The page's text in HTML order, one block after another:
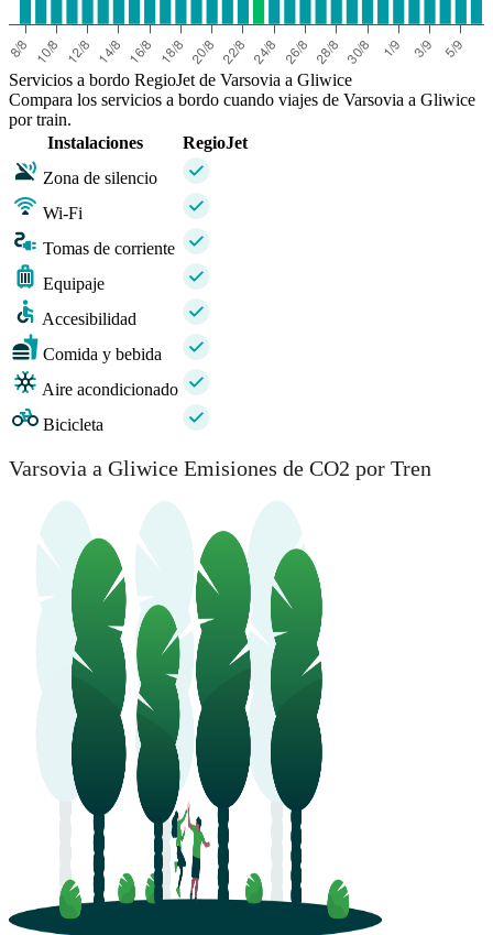
Servicios a bordo RegioJet de Varsovia a Gliwice
Compara los servicios a bordo cuando viajes de Varsovia a Gliwice
por train.
Instalaciones
RegioJet
Zona de silencio
Wi-Fi
Tomas de corriente
Equipaje
Accesibilidad
Comida y bebida
Aire acondicionado
Bicicleta
Varsovia a Gliwice Emisiones de CO2 por Tren